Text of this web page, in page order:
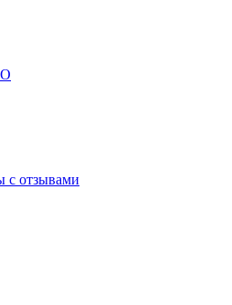
с отзывами